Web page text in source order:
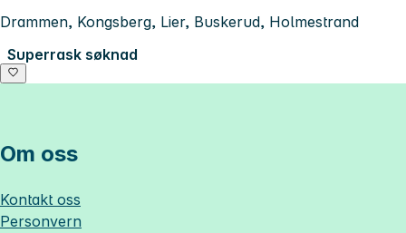
Drammen, Kongsberg, Lier, Buskerud, Holmestrand
Superrask søknad
Om oss
Kontakt oss
Personvern